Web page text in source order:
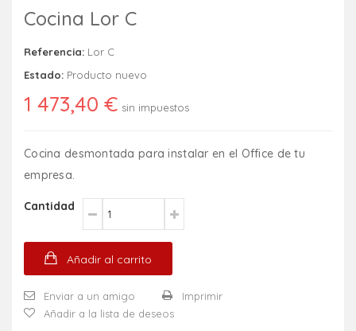
Cocina Lor C
Referencia: Lor C
Estado: Producto nuevo
1 473,40 € sin impuestos
Cocina desmontada para instalar en el Office de tu
empresa.
Cantidad
Añadir al carrito
Enviar a un amigo
Imprimir
Añadir a la lista de deseos